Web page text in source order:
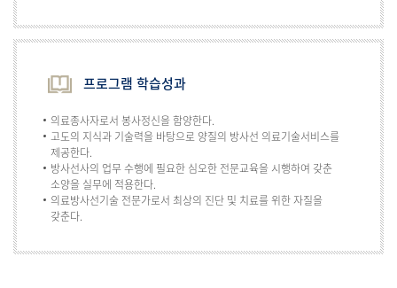
프로그램 학습성과
의료종사자로서 봉사정신을 함양한다.
고도의 지식과 기술력을 바탕으로 양질의 방사선 의료기술서비스를
제공한다.
방사선사의 업무 수행에 필요한 심오한 전문교육을 시행하여 갖춘
소양을 실무에 적용한다.
의료방사선기술 전문가로서 최상의 진단 및 치료를 위한 자질을
갖춘다.